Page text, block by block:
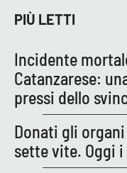
PIÙ LETTI
Incidente
Catanzarese:
pressi dello
Donati gli
sette vite. Oggi